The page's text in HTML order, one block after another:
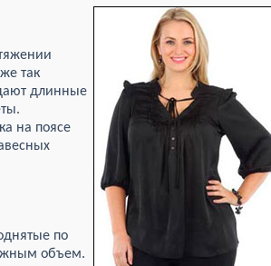
так
длинные
на поясе
по
объем.